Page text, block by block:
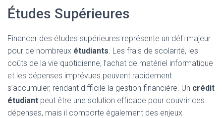
Études Supérieures
Financer des études supérieures représente un défi majeur
pour de nombreux étudiants. Les frais de scolarité, les
coûts de la vie quotidienne, l’achat de matériel informatique
et les dépenses imprévues peuvent rapidement
s’accumuler, rendant difficile la gestion financière. Un crédit
étudiant peut être une solution efficace pour couvrir ces
dépenses, mais il comporte également des enjeux